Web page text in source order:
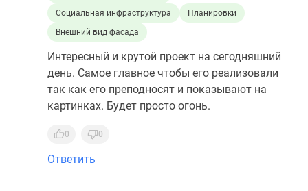
Социальная инфраструктура
Планировки
Внешний вид фасада
Интересный и крутой проект на сегодняшний
день. Самое главное чтобы его реализовали
так как его преподносят и показывают на
картинках. Будет просто огонь.
0 0
Ответить